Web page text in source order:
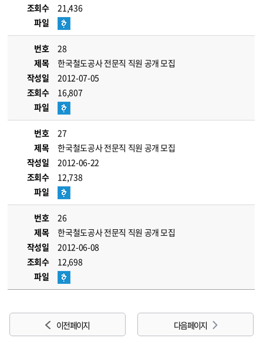
조회수
21,436
파일
번호
28
제목
한국철도공사 전문직 직원 공개 모집
작성일
2012-07-05
조회수
16,807
파일
번호
27
제목
한국철도공사 전문직 직원 공개 모집
작성일
2012-06-22
조회수
12,738
파일
번호
26
제목
한국철도공사 전문직 직원 공개 모집
작성일
2012-06-08
조회수
12,698
파일
이전 페이지 다음 페이지